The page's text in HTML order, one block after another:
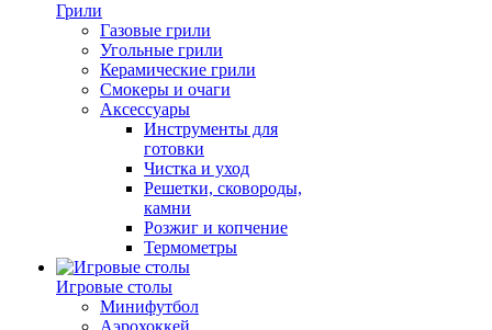
Грили
Газовые грили
Угольные грили
Керамические грили
Смокеры и очаги
Аксессуары
Инструменты для
готовки
Чистка и уход
Решетки, сковороды,
камни
Розжиг и копчение
Термометры
Игровые столы
Минифутбол
Аэрохоккей